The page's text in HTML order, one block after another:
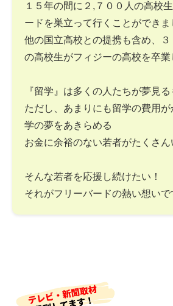
１５年の間に２,７００人の高校
ードを巣立って行くことができま
他の国立高校との提携も含め、
の高校生がフィジーの高校を卒業
『留学』は多くの人たちが夢見る
ただし、あまりにも留学の費用
学の夢をあきらめる
お金に余裕のない若者がたくさん
そんな若者を応援し続けたい！
それがフリーバードの熱い想いで